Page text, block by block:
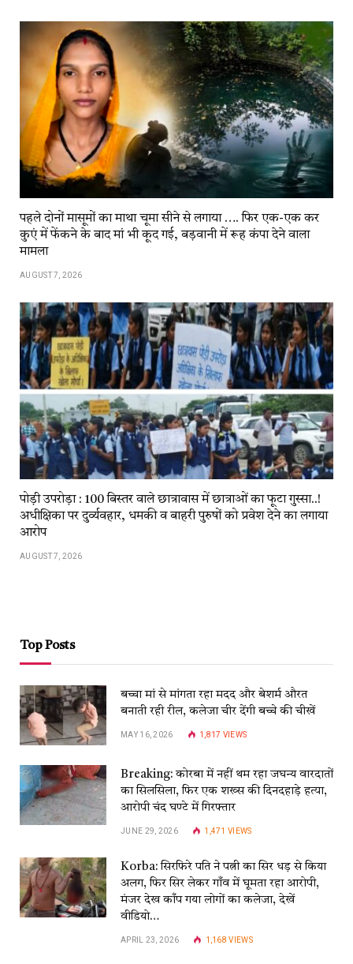
पहले दोनों मासूमों का माथा चूमा सीने से लगाया …. फिर एक-एक कर
कुएं में फेंकने के बाद मां भी कूद गई, बड़वानी में रूह कंपा देने वाला
मामला
AUGUST 7, 2026
पोड़ी उपरोड़ा : 100 बिस्तर वाले छात्रावास में छात्राओं का फूटा गुस्सा..!
अधीक्षिका पर दुर्व्यवहार, धमकी व बाहरी पुरुषों को प्रवेश देने का लगाया
आरोप
AUGUST 7, 2026
Top Posts
बच्चा मां से मांगता रहा मदद और बेशर्म औरत
बनाती रही रील, कलेजा चीर देंगी बच्चे की चीखें
MAY 16, 2026 1,817 VIEWS
Breaking: कोरबा में नहीं थम रहा जघन्य वारदातों
का सिलसिला, फिर एक शख्स की दिनदहाड़े हत्या,
आरोपी चंद घण्टे में गिरफ्तार
JUNE 29, 2026 1,471VIEWS
Korba: सिरफिरे पति ने पत्नी का सिर धड़ से किया
अलग, फिर सिर लेकर गाँव में घूमता रहा आरोपी,
मंजर देख काँप गया लोगों का कलेजा, देखें
वीडियो…
APRIL 23, 2026 1,168VIEWS